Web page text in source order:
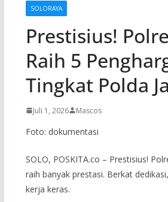
SOLORAYA
Prestisius!
Raih 5
Tingkat Polda
Juli 1, 2026 Mascos
Foto: dokumentasi
SOLO, POSKITA.co – Prestisius!
raih banyak prestasi. Berkat
kerja keras.